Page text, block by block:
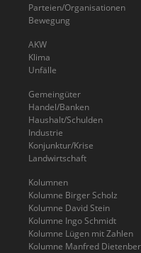
Parteien/Organisationen
Bewegung
AKW
Klima
Unfälle
Gemeingüter
Handel/Banken
Haushalt/Schulden
Industrie
Konjunktur/Krise
Landwirtschaft
Kolumnen
Kolumne Birger Scholz
Kolumne David Stein
Kolumne Ingo Schmidt
Kolumne Lügen mit Zahlen
Kolumne Manfred